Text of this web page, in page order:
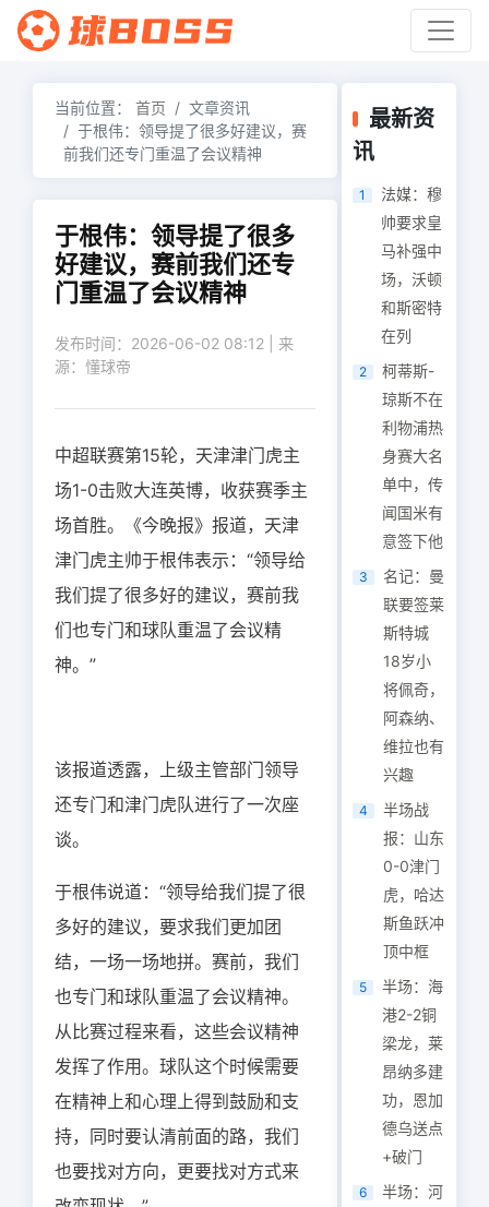
当前位置： 首页
文章资讯
于根伟：领导提了很多好建议，赛
前我们还专门重温了会议精神
于根伟：领导提了很多
好建议，赛前我们还专
门重温了会议精神
发布时间：2026-06-02 08:12 | 来
源：懂球帝
中超联赛第15轮，天津津门虎主
场1-0击败大连英博，收获赛季主
场首胜。《今晚报》报道，天津
津门虎主帅于根伟表示：“领导给
我们提了很多好的建议，赛前我
们也专门和球队重温了会议精
神。”
该报道透露，上级主管部门领导
还专门和津门虎队进行了一次座
谈。
于根伟说道：“领导给我们提了很
多好的建议，要求我们更加团
结，一场一场地拼。赛前，我们
也专门和球队重温了会议精神。
从比赛过程来看，这些会议精神
发挥了作用。球队这个时候需要
在精神上和心理上得到鼓励和支
持，同时要认清前面的路，我们
也要找对方向，更要找对方式来
最新资
讯
1
法媒：穆
帅要求皇
马补强中
场，沃顿
和斯密特
在列
2
柯蒂斯-
琼斯不在
利物浦热
身赛大名
单中，传
闻国米有
意签下他
3
名记：曼
联要签莱
斯特城
18岁小
将佩奇，
阿森纳、
维拉也有
兴趣
4
半场战
报：山东
0-0津门
虎，哈达
斯鱼跃冲
顶中框
5
半场：海
港2-2铜
梁龙，莱
昂纳多建
功，恩加
德乌送点
+破门
6
半场：河